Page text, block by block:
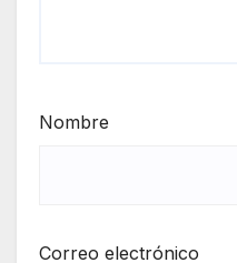
Nombre
Correo electrónico